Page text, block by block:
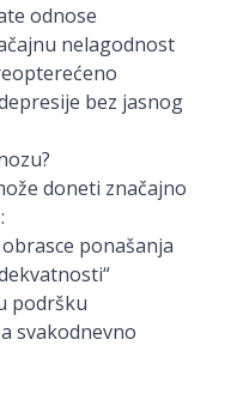
odnose
nelagodnost
bez jasnog
doneti značajno
ponašanja
podršku
svakodnevno